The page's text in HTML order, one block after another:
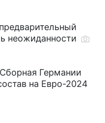
неожиданности
Германии
на Евро-2024